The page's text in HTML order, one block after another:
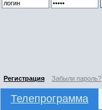
Регистрация Забыли пароль?
Телепрограмма